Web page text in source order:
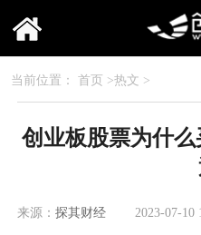
当前位置： 首页 >热文 >
创业板股票为什
来源： 探其财经 2023-07-10